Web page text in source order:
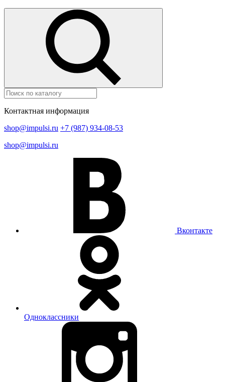
Контактная информация
shop@impulsi.ru +7 (987) 934-08-53
shop@impulsi.ru
Вконтакте
Одноклассники